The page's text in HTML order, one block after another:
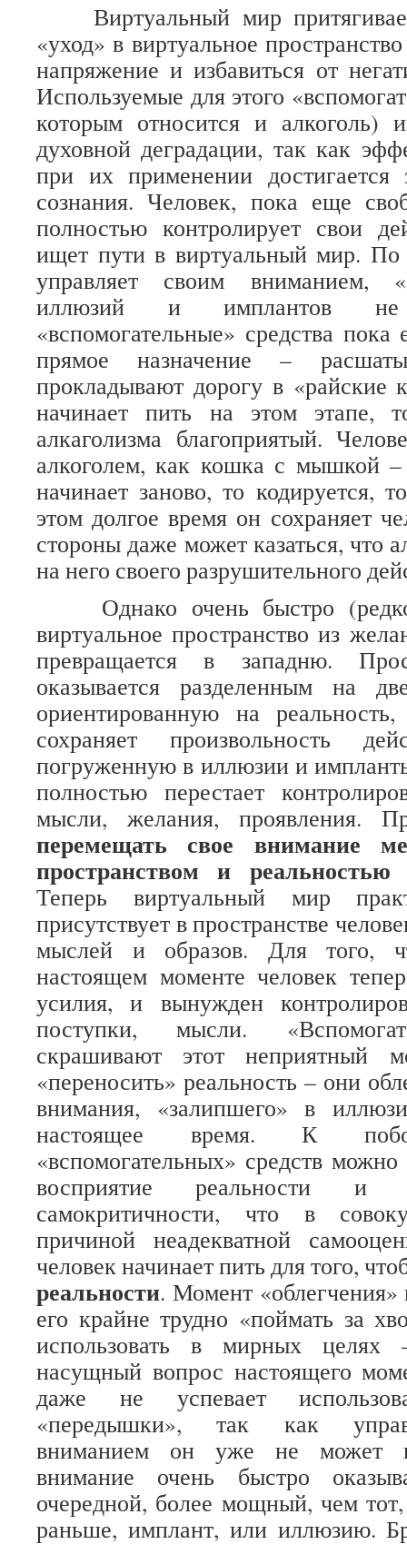
Виртуальный мир
«уход» в виртуальное
напряжение и избавиться от
Используемые для этого
которым относится и алкоголь)
духовной деградации, так как
при их применении достигается
сознания. Человек, пока еще
полностью контролирует свои
ищет пути в виртуальный мир. По
управляет своим вниманием,
иллюзий и имплантов
«вспомогательные» средства
прямое назначение –
прокладывают дорогу в «райские
начинает пить на этом этапе,
алкаголизма благоприятый.
алкоголем, как кошка с мышкой –
начинает заново, то кодируется,
этом долгое время он сохраняет
стороны даже может казаться, что
на него своего разрушительного
Однако очень быстро
виртуальное пространство из
превращается в западню.
оказывается разделенным на
ориентированную на
сохраняет произвольность
погруженную в иллюзии и
полностью перестает
мысли, желания, проявления.
перемещать свое внимание
пространством и реальностью
Теперь виртуальный мир
присутствует в пространстве
мыслей и образов. Для того,
настоящем моменте человек
усилия, и вынужден
поступки, мысли.
скрашивают этот неприятный
«переносить» реальность – они
внимания, «залипшего» в
настоящее время. К
«вспомогательных» средств
восприятие реальности и
самокритичности, что в
причиной неадекватной
человек начинает пить для того,
реальности. Момент
его крайне трудно «поймать за
использовать в мирных целях
насущный вопрос настоящего
даже не успевает
«передышки», так как
вниманием он уже не может и
внимание очень быстро
очередной, более мощный, чем
раньше, имплант, или иллюзию.